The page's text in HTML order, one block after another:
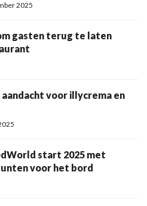
2025
gasten terug te laten
voor illycrema en
start 2025 met
voor het bord